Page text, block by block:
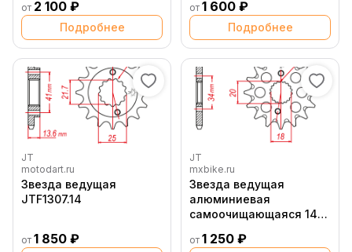
от 2 100 ₽
Подробнее
от 1 600 ₽
Подробнее
JT
motodart.ru
Звезда ведущая
JTF1307.14
от 1 850 ₽
JT
mxbike.ru
Звезда ведущая
алюминиевая
самоочищающаяся 14
от 1 250 ₽